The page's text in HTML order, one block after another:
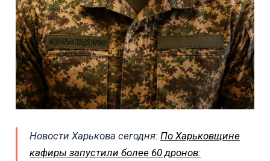
Новости Харькова сегодня: По Харьковщине
кафиры запустили более 60 дронов: